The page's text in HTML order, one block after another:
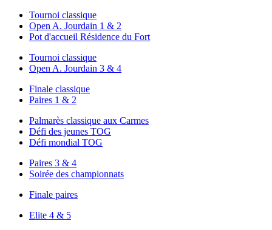
Tournoi classique
Open A. Jourdain 1 & 2
Pot d'accueil Résidence du Fort
Tournoi classique
Open A. Jourdain 3 & 4
Finale classique
Paires 1 & 2
Palmarès classique aux Carmes
Défi des jeunes TOG
Défi mondial TOG
Paires 3 & 4
Soirée des championnats
Finale paires
Elite 4 & 5